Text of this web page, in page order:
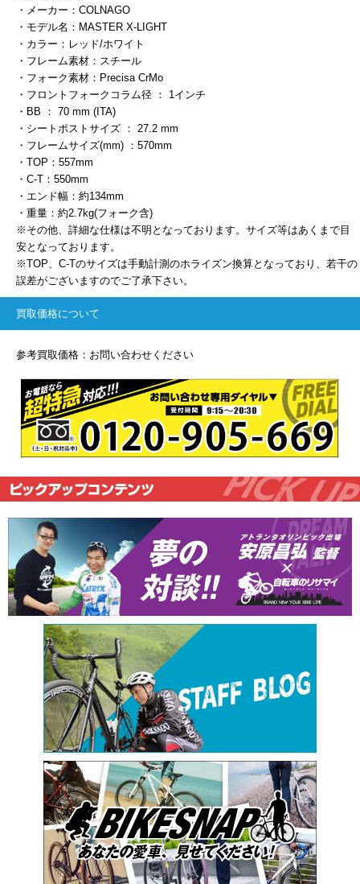
・メーカー：COLNAGO
・モデル名：MASTER X-LIGHT
・カラー：レッド/ホワイト
・フレーム素材：スチール
・フォーク素材：Precisa CrMo
・フロントフォークコラム径 ： 1インチ
・BB ： 70 mm (ITA)
・シートポストサイズ ： 27.2 mm
・フレームサイズ(mm) ：570mm
・TOP：557mm
・C-T：550mm
・エンド幅：約134mm
・重量：約2.7kg(フォーク含)
※その他、詳細な仕様は不明となっております。サイズ等はあくまで目
安となっております。
※TOP、C-Tのサイズは手動計測のホライズン換算となっており、若干の
誤差がございますのでご了承下さい。
買取価格について
参考買取価格：お問い合わせください